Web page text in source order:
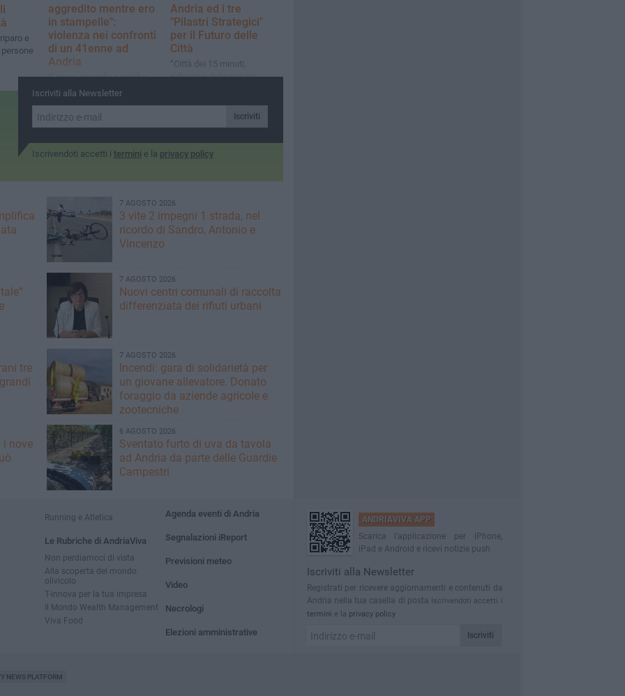
e
aggredito mentre ero
in stampelle":
violenza nei confronti
di un 41enne ad
Andria
Il grave episodio sarebbe
accaduto nella serata del 4
periferia cittadina
Andria ed i tre
"Pilastri Strategici"
per il Futuro delle
Città
“Città dei 15 minuti,
ridisegno dello spazio
la ricetta per trasformare i
nostri territori”
Iscriviti alla Newsletter
Iscriviti
Iscrivendoti accetti i termini e la privacy policy
7 AGOSTO 2026
3 vite 2 impegni 1 strada, nel
ricordo di Sandro, Antonio e
Vincenzo
7 AGOSTO 2026
Nuovi centri comunali di raccolta
differenziata dei rifiuti urbani
tre
7 AGOSTO 2026
Incendi: gara di solidarietà per
un giovane allevatore. Donato
foraggio da aziende agricole e
zootecniche
i nove
6 AGOSTO 2026
Sventato furto di uva da tavola
ad Andria da parte delle Guardie
Campestri
Running e Atletica
Le Rubriche di AndriaViva
Non perdiamoci di vista
Alla scoperta del mondo
olivicolo
T-innova per la tua impresa
Il Mondo Wealth Management
Viva Food
Agenda eventi di Andria
Segnalazioni iReport
Previsioni meteo
Video
Necrologi
Elezioni amministrative
ANDRIAVIVA APP
Scarica l'applicazione per iPhone,
iPad e Android e ricevi notizie push
Iscriviti alla Newsletter
Registrati per ricevere aggiornamenti e contenuti da
Andria nella tua casella di posta Iscrivendoti accetti i
termini e la privacy policy
Iscriviti
NEWS PLATFORM